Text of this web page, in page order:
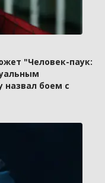
"Человек-паук:
назвал боем с